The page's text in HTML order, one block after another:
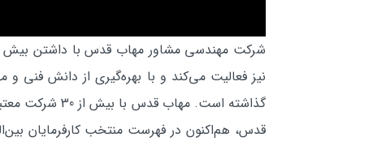
نیز فعالیت می‌کند و با بهره‌گیری از دانش فنی